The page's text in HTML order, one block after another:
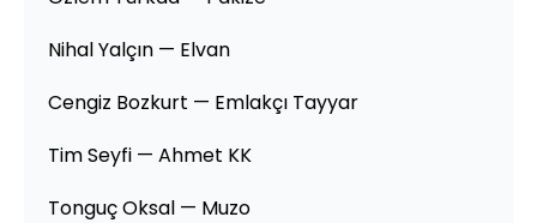
Nihal Yalçın — Elvan
Cengiz Bozkurt — Emlakçı Tayyar
Tim Seyfi — Ahmet KK
Tonguç Oksal — Muzo